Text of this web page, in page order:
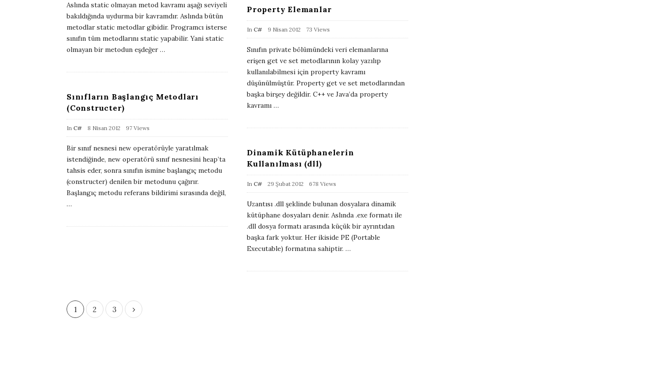
l
i
s
Aslında static olmayan metod kavramı aşağı seviyeli
bakıldığında uydurma bir kavramdır. Aslında bütün
metodlar static metodlar gibidir. Programcı isterse
sınıfın tüm metodlarını static yapabilir. Yani static
olmayan bir metodun eşdeğer…
Property Elemanlar
In C#
P
b
l
i
s
h
9 Nisan 2012 73 Views
Sınıfın private bölümündeki veri elemanlarına
erişen get ve set metodlarının kolay yazılıp
kullanılabilmesi için property kavramı
düşünülmüştür. Property get ve set metodlarından
başka birşey değildir. C++ ve Java’da property
kavramı …
Sınıfların Başlangıç Metodları
(Constructer)
In C#
P
i
s
8 Nisan 2012 97 Views
Bir sınıf nesnesi new operatörüyle yaratılmak
istendiğinde, new operatörü sınıf nesnesini heap’ta
tahsis eder, sonra sınıfın ismine başlangıç metodu
(constructer) denilen bir metodunu çağırır.
Başlangıç metodu referans bildirimi sırasında değil,
…
Dinamik Kütüphanelerin
Kullanılması (dll)
In C#
P
i
s
29 Şubat 2012 678 Views
Uzantısı .dll şeklinde bulunan dosyalara dinamik
kütüphane dosyaları denir. Aslında .exe formatı ile
.dll dosya formatı arasında küçük bir ayrıntıdan
başka fark yoktur. Her ikiside PE (Portable
Executable) formatına sahiptir. …
P
o
1 2 3